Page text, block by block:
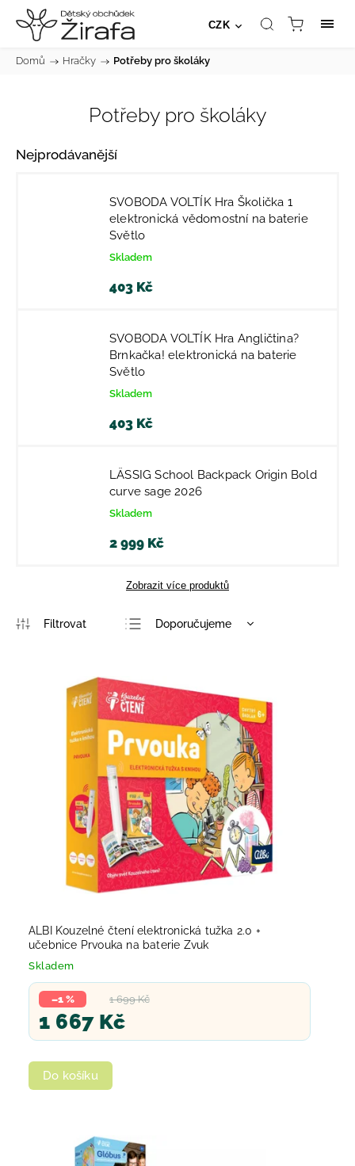
CZK
Domů / Hračky / Potřeby pro školáky
Potřeby pro školáky
Nejprodávanější
SVOBODA VOLTÍK Hra Školička 1
elektronická vědomostní na baterie
Světlo
Skladem
403 Kč
SVOBODA VOLTÍK Hra Angličtina?
Brnkačka! elektronická na baterie
Světlo
Skladem
403 Kč
LÄSSIG School Backpack Origin Bold
curve sage 2026
Skladem
2 999 Kč
Zobrazit více produktů
Doporučujeme
Nejprodávanější
Abecedně
ALBI Kouzelné čtení elektronická tužka 2.0 +
učebnice Prvouka na baterie Zvuk
Skladem
1 699 Kč
–1 %
1 667 Kč
Do košíku